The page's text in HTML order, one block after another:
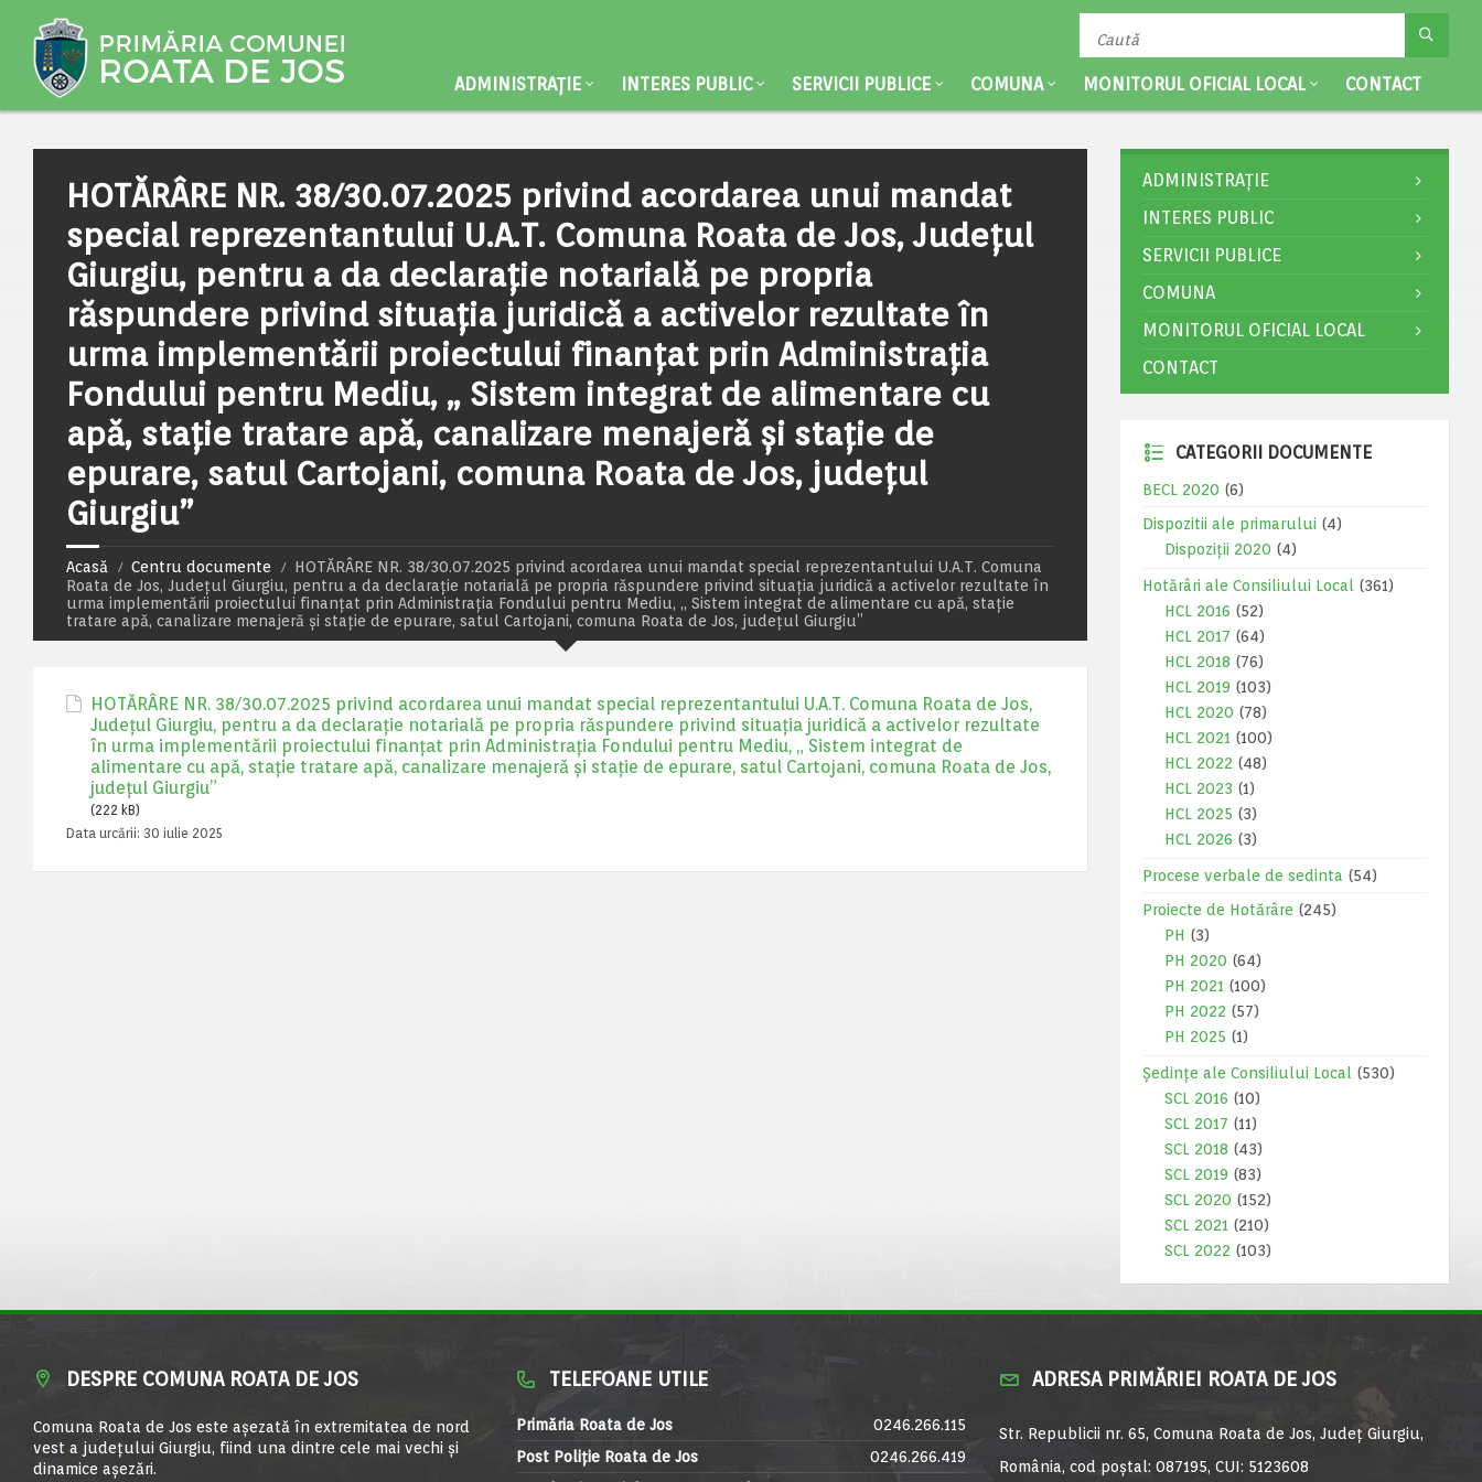
ADMINISTRAȚIE INTERES PUBLIC SERVICII PUBLICE COMUNA MONITORUL OFICIAL LOCAL CONTACT
HOTĂRÂRE NR. 38/30.07.2025 privind acordarea unui mandat
special reprezentantului U.A.T. Comuna Roata de Jos, Județul
Giurgiu, pentru a da declarație notarială pe propria
răspundere privind situația juridică a activelor rezultate în
urma implementării proiectului finanțat prin Administrația
Fondului pentru Mediu, „ Sistem integrat de alimentare cu
apă, stație tratare apă, canalizare menajeră și stație de
epurare, satul Cartojani, comuna Roata de Jos, județul
Giurgiu”
Acasă Centru documente
HOTĂRÂRE NR. 38/30.07.2025 privind acordarea unui mandat special reprezentantului U.A.T. Comuna
Roata de Jos, Județul Giurgiu, pentru a da declarație notarială pe propria răspundere privind situația juridică a activelor rezultate în
urma implementării proiectului finanțat prin Administrația Fondului pentru Mediu, „ Sistem integrat de alimentare cu apă, stație
tratare apă, canalizare menajeră și stație de epurare, satul Cartojani, comuna Roata de Jos, județul Giurgiu”
HOTĂRÂRE NR. 38/30.07.2025 privind acordarea unui mandat special reprezentantului U.A.T. Comuna Roata de Jos,
Județul Giurgiu, pentru a da declarație notarială pe propria răspundere privind situația juridică a activelor rezultate
în urma implementării proiectului finanțat prin Administrația Fondului pentru Mediu, „ Sistem integrat de
alimentare cu apă, stație tratare apă, canalizare menajeră și stație de epurare, satul Cartojani, comuna Roata de Jos,
județul Giurgiu”
(222 kB)
Data urcării: 30 iulie 2025
ADMINISTRAȚIE
INTERES PUBLIC
SERVICII PUBLICE
COMUNA
MONITORUL OFICIAL LOCAL
CONTACT
CATEGORII DOCUMENTE
BECL 2020 (6)
Dispozitii ale primarului (4)
Dispoziții 2020 (4)
Hotărâri ale Consiliului Local
(361)
HCL 2016 (52)
HCL 2017 (64)
HCL 2018 (76)
HCL 2019 (103)
HCL 2020 (78)
HCL 2021 (100)
HCL 2022 (48)
HCL 2023 (1)
HCL 2025 (3)
HCL 2026 (3)
Procese verbale de sedinta (54)
Proiecte de Hotărâre (245)
PH (3)
PH 2020 (64)
PH 2021 (100)
PH 2022 (57)
PH 2025 (1)
Ședințe ale Consiliului Local
(530)
SCL 2016 (10)
SCL 2017 (11)
SCL 2018 (43)
SCL 2019 (83)
SCL 2020 (152)
SCL 2021 (210)
SCL 2022 (103)
DESPRE COMUNA ROATA DE JOS
Comuna Roata de Jos este aşezată în extremitatea de nord
vest a judeţului Giurgiu, fiind una dintre cele mai vechi şi
dinamice aşezări.
TELEFOANE UTILE
Primăria Roata de Jos
0246.266.115
Post Poliție Roata de Jos
0246.266.419
ADRESA PRIMĂRIEI ROATA DE JOS
Str. Republicii nr. 65, Comuna Roata de Jos, Județ Giurgiu,
România, cod poștal: 087195, CUI: 5123608